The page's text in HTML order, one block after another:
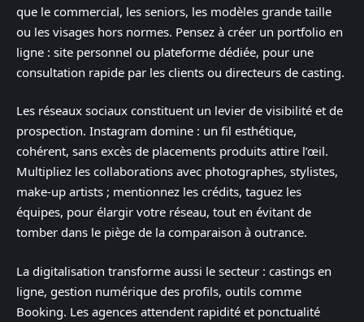
que le commercial, les seniors, les modèles grande taille
ou les visages hors normes. Pensez à créer un portfolio en
ligne : site personnel ou plateforme dédiée, pour une
consultation rapide par les clients ou directeurs de casting.
Les réseaux sociaux constituent un levier de visibilité et de
prospection. Instagram domine : un fil esthétique,
cohérent, sans excès de placements produits attire l’œil.
Multipliez les collaborations avec photographes, stylistes,
make-up artists ; mentionnez les crédits, taguez les
équipes, pour élargir votre réseau, tout en évitant de
tomber dans le piège de la comparaison à outrance.
La digitalisation transforme aussi le secteur : castings en
ligne, gestion numérique des profils, outils comme
Booking. Les agences attendent rapidité et ponctualité